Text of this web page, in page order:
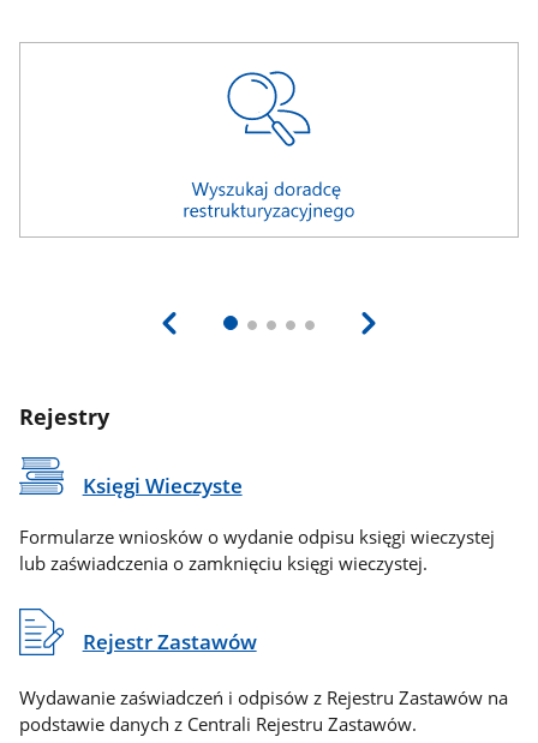
Rejestry
Księgi Wieczyste
Formularze wniosków o wydanie odpisu księgi wieczystej
lub zaświadczenia o zamknięciu księgi wieczystej.
Rejestr Zastawów
Wydawanie zaświadczeń i odpisów z Rejestru Zastawów na
podstawie danych z Centrali Rejestru Zastawów.